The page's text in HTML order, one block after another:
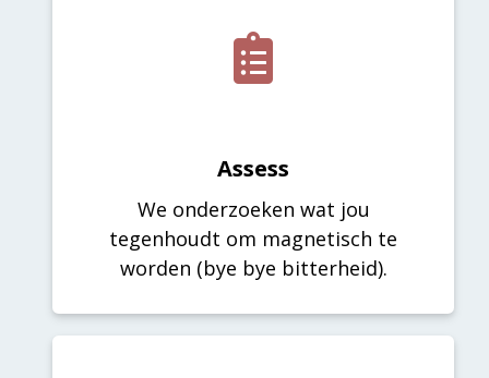
Assess
We onderzoeken wat jou
tegenhoudt om magnetisch te
worden (bye bye bitterheid).